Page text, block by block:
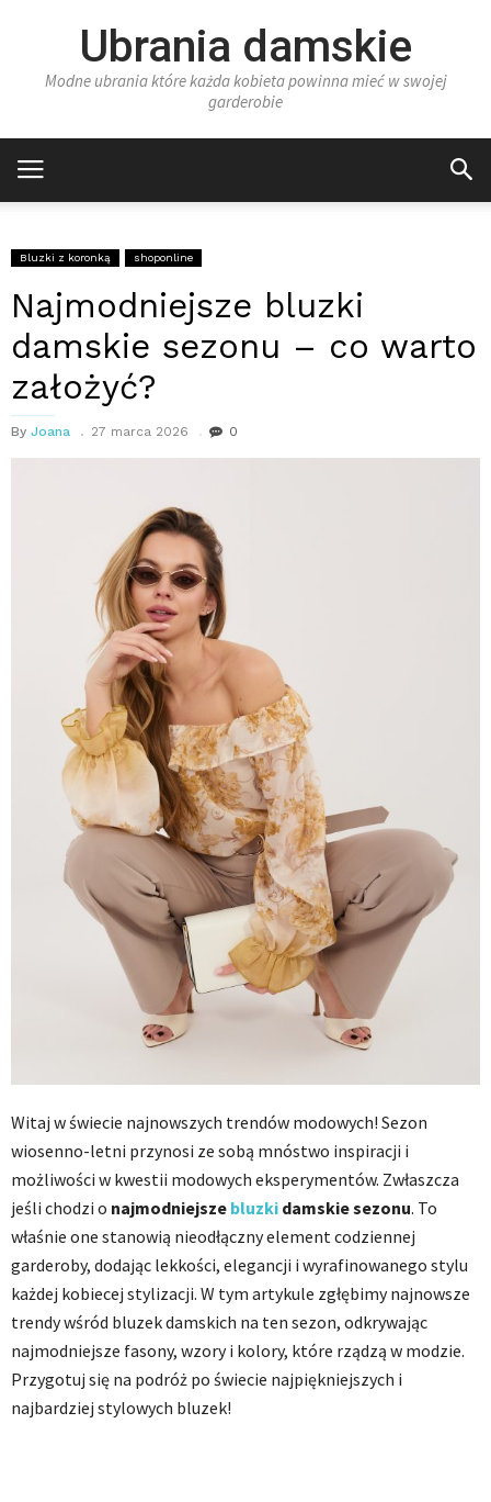
Ubrania damskie
Modne ubrania które każda kobieta powinna mieć w swojej
garderobie
Bluzki z koronką shoponline
Najmodniejsze bluzki
damskie sezonu – co warto
założyć?
By Joana 27 marca 2026 0
Witaj w świecie najnowszych trendów modowych! Sezon
wiosenno-letni przynosi ze sobą mnóstwo inspiracji i
możliwości w kwestii modowych eksperymentów. Zwłaszcza
jeśli chodzi o najmodniejsze bluzki damskie sezonu. To
właśnie one stanowią nieodłączny element codziennej
garderoby, dodając lekkości, elegancji i wyrafinowanego stylu
każdej kobiecej stylizacji. W tym artykule zgłębimy najnowsze
trendy wśród bluzek damskich na ten sezon, odkrywając
najmodniejsze fasony, wzory i kolory, które rządzą w modzie.
Przygotuj się na podróż po świecie najpiękniejszych i
najbardziej stylowych bluzek!